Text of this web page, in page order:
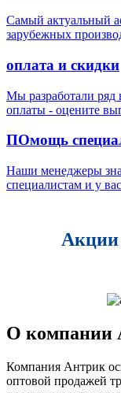
Самый актуальный
зарубежных
оплата и скидки
Мы разработали
оплаты - оцените
ПОмощь
Наши менеджеры
специалистам и у
Акции
О компании
Компания Антрик
оптовой продажей